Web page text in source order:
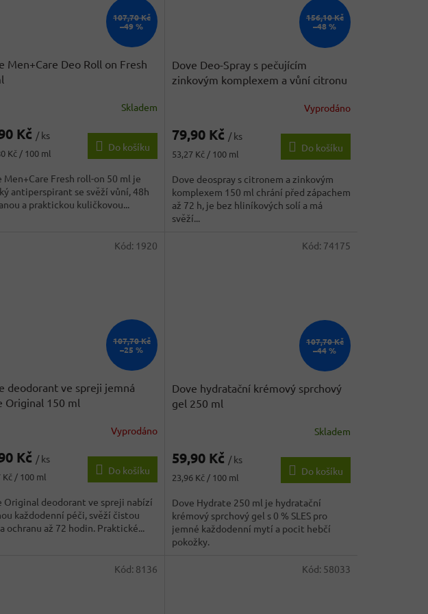
107,70 Kč
–49 %
Men+Care Deo Roll on Fresh
Skladem
Kč / ks
Kč / 100 ml
Do košíku
Men+Care Fresh roll-on 50 ml je
antiperspirant se svěží vůní, 48h
a praktickou kuličkovou...
156,10 Kč
–48 %
Dove Deo-Spray s pečujícím
zinkovým komplexem a vůní citronu
Vyprodáno
79,90 Kč / ks
Měrná
53,27 Kč / 100 ml
Do košíku
Dove deospray s citronem a zinkovým
komplexem 150 ml chrání před zápachem
až 72 h, je bez hliníkových solí a má
svěží...
107,70 Kč
–25 %
deodorant ve spreji jemná
Original 150 ml
Vyprodáno
Kč / ks
Kč / 100 ml
Do košíku
Original deodorant ve spreji nabízí
každodenní péči, svěží čistou
ochranu až 72 hodin. Praktické...
Kód: 1920
107,70 Kč
–44 %
Dove hydratační krémový sprchový
gel 250 ml
produktu
5,0
z
5
hvězdiček.
Skladem
59,90 Kč / ks
Měrná
23,96 Kč / 100 ml
Do košíku
Dove Hydrate 250 ml je hydratační
krémový sprchový gel s 0 % SLES pro
jemné každodenní mytí a pocit hebčí
pokožky.
Kód: 74175
Kód: 8136 Kód: 58033